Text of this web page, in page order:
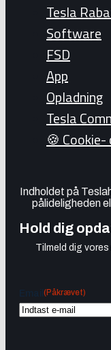
Tesla
Software
FSD
App
Opladning
Tesla
🍪
Indholdet på
pålideligheden
Hold dig
Tilmeld dig
(Påkrævet)